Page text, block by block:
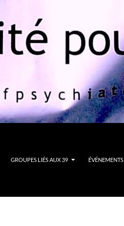
GROUPES LIÉS AUX 39 ÉVÉNEMENTS